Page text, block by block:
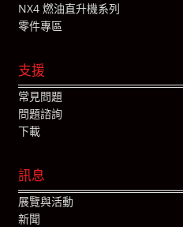
NX4 燃油直升機系列
零件專區
支援
常見問題
問題諮詢
下載
訊息
展覽與活動
新聞